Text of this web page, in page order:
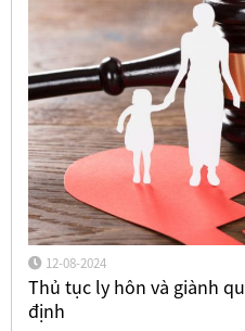
12-08-2024
Thủ tục ly hôn và giành
định